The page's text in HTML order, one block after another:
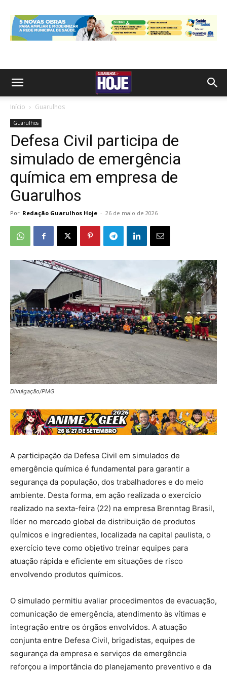
Início Guarulhos
Guarulhos
Defesa Civil participa de
simulado de emergência
química em empresa de
Guarulhos
Por Redação Guarulhos Hoje - 26 de maio de 2026
Divulgação/PMG
A participação da Defesa Civil em simulados de
emergência química é fundamental para garantir a
segurança da população, dos trabalhadores e do meio
ambiente. Desta forma, em ação realizada o exercício
realizado na sexta-feira (22) na empresa Brenntag Brasil,
líder no mercado global de distribuição de produtos
químicos e ingredientes, localizada na capital paulista, o
exercício teve como objetivo treinar equipes para
atuação rápida e eficiente em situações de risco
envolvendo produtos químicos.
O simulado permitiu avaliar procedimentos de evacuação,
comunicação de emergência, atendimento às vítimas e
integração entre os órgãos envolvidos. A atuação
conjunta entre Defesa Civil, brigadistas, equipes de
segurança da empresa e serviços de emergência
reforçou a importância do planejamento preventivo e da